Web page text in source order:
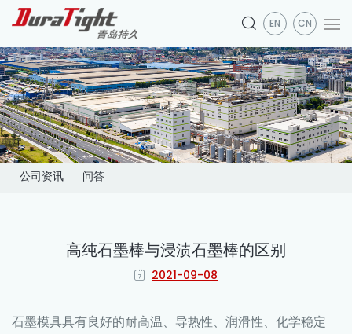
EN CN
公司资讯 问答
高纯石墨棒与浸渍石墨棒的区别
2021-09-08
石墨模具具有良好的耐高温、导热性、润滑性、化学稳定